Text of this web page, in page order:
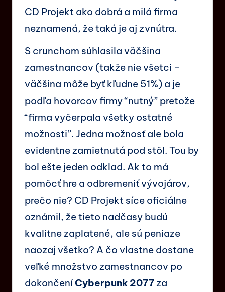
CD Projekt ako dobrá a milá firma
neznamená, že taká je aj zvnútra.
S crunchom súhlasila väčšina
zamestnancov (takže nie všetci –
väčšina môže byť kľudne 51%) a je
podľa hovorcov firmy “nutný” pretože
“firma vyčerpala všetky ostatné
možnosti”. Jedna možnosť ale bola
evidentne zamietnutá pod stôl. Tou by
bol ešte jeden odklad. Ak to má
pomôcť hre a odbremeniť vývojárov,
prečo nie? CD Projekt síce oficiálne
oznámil, že tieto nadčasy budú
kvalitne zaplatené, ale sú peniaze
naozaj všetko? A čo vlastne dostane
veľké množstvo zamestnancov po
dokončeníCyberpunk 2077 za